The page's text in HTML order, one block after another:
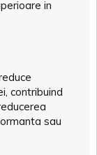
in
contribuind
sau